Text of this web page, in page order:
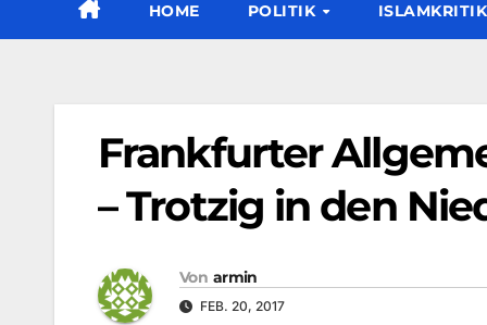
HOME POLITIK ISLAMKRITIK
Frankfurter
– Trotzig in den
Von armin
FEB. 20, 2017